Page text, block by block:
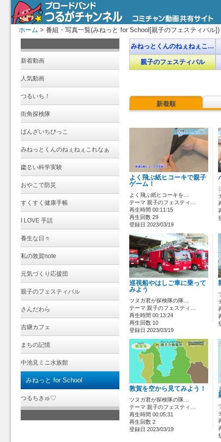
ホーム > 番組・写真一覧(みねっと for School[親子のフェスティバル])
新着動画
人気動画
つるいち！
街角探検隊
ばんざいちびっこ
みねっとくんのねぇねぇこれなぁ
に？
楽しい科学実験
おやこで防災
すくすく健康手帳
I LOVE 手話
養生な日々
私の敦賀note
元気づくり応援団
親子のフェスティバル
さんだわら
吉継カフェ
まちの記憶
中池見ミニ水族館
みねっと for School
つるちきゅ♡
みねっとくんのねぇねぇこ…
親子のフェスティバル
新着順
よく飛ぶ紙ヒコーキで親子
ゲーム！
よく飛ぶ紙ヒコーキを…
テーマ 親子のフェスティ…
再生時間 00:11:15
再生回数 29
登録日 2023/03/19
巡視船やはしご車に乗って
みよう
ツヌガ君が探検隊の隊…
テーマ 親子のフェスティ…
再生時間 00:13:24
再生回数 10
登録日 2023/03/19
敦賀を空から見てみよう！
ツヌガ君が探検隊の隊…
テーマ 親子のフェスティ…
再生時間 00:05:31
再生回数 2
登録日 2023/03/19